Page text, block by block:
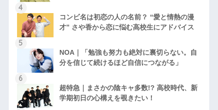
コンビ名は初恋の人の名前？ “愛と情熱の漫
才” さや香から恋に悩む高校生にアドバイス
NOA｜「勉強も努力も絶対に裏切らない。自
分を信じて続けるほど自信につながる」
超特急｜まさかの陰キャ多数!? 高校時代、新
学期初日の心構えを覗きたい！